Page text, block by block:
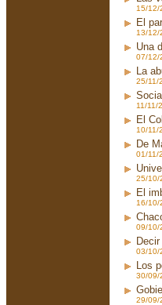
15/
El
13/
Una
07/
La
25/11/
11/
El
10/
De
01/11/
25/10/
El
16/
09/
03/10/
Los
30/
29/09/